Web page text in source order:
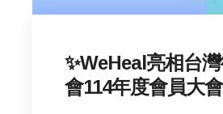
✨WeHeal亮相台
會114年度會員大會